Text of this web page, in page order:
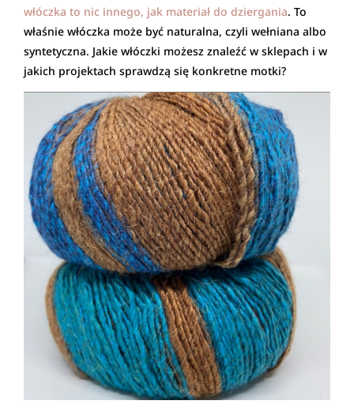
włóczka to nic innego, jak materiał do dziergania. To
właśnie włóczka może być naturalna, czyli wełniana albo
syntetyczna. Jakie włóczki możesz znaleźć w sklepach i w
jakich projektach sprawdzą się konkretne motki?